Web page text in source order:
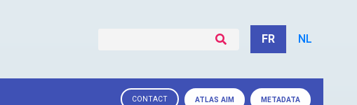
FR NL
CONTACT ATLAS AIM METADATA